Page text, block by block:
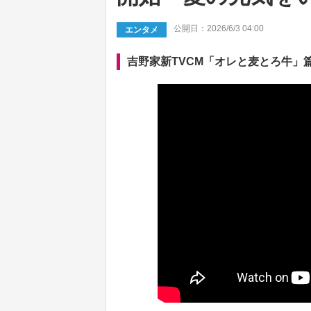
エンタメ 公開日：2026/6/3 04:00
吉野家新TVCM「オレと麦とろ牛」